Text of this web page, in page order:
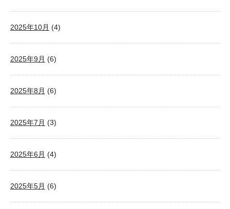
2025年10月 (4)
2025年9月 (6)
2025年8月 (6)
2025年7月 (3)
2025年6月 (4)
2025年5月 (6)